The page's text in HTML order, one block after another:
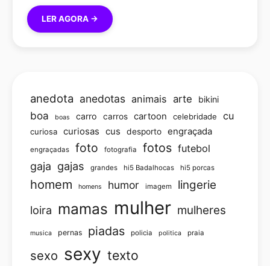
LER AGORA →
anedota anedotas animais arte bikini
boa boas carro carros cartoon celebridade cu
curiosa curiosas cus desporto engraçada
engraçadas foto fotografia fotos futebol
gaja gajas grandes hi5 Badalhocas hi5 porcas
homem homens humor imagem lingerie
loira mamas mulher mulheres
musica pernas piadas policia politica praia
sexo sexy texto